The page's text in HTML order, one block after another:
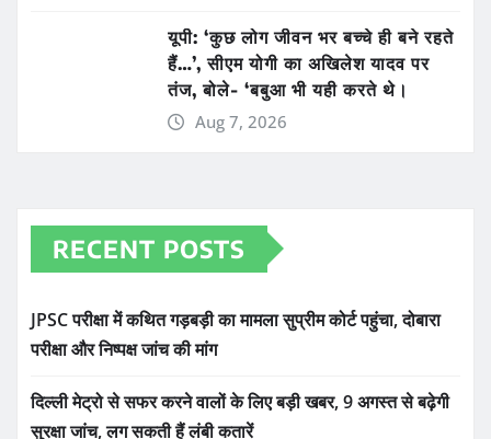
यूपी: ‘कुछ लोग जीवन भर बच्चे ही बने रहते
हैं…’, सीएम योगी का अखिलेश यादव पर
तंज, बोले- ‘बबुआ भी यही करते थे।
Aug 7, 2026
RECENT POSTS
JPSC परीक्षा में कथित गड़बड़ी का मामला सुप्रीम कोर्ट पहुंचा, दोबारा
परीक्षा और निष्पक्ष जांच की मांग
दिल्ली मेट्रो से सफर करने वालों के लिए बड़ी खबर, 9 अगस्त से बढ़ेगी
सुरक्षा जांच, लग सकती हैं लंबी कतारें